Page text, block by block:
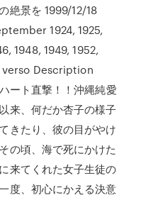
絶景を 1999/12/18
1924, 1925,
1948, 1949, 1952,
verso Description
ート直撃！！沖縄純愛
来、何だか杏子の様子
きたり、彼の目がやけ
の頃、海で死にかけた
来てくれた女子生徒の
度、初心にかえる決意